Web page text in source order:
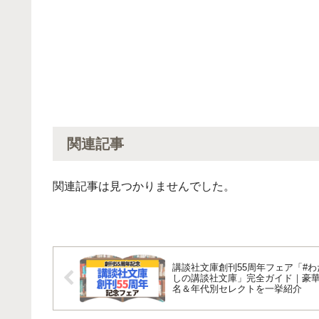
関連記事
関連記事は見つかりませんでした。
講談社文庫創刊55周年フェア「#わ
しの講談社文庫」完全ガイド｜豪
名＆年代別セレクトを一挙紹介